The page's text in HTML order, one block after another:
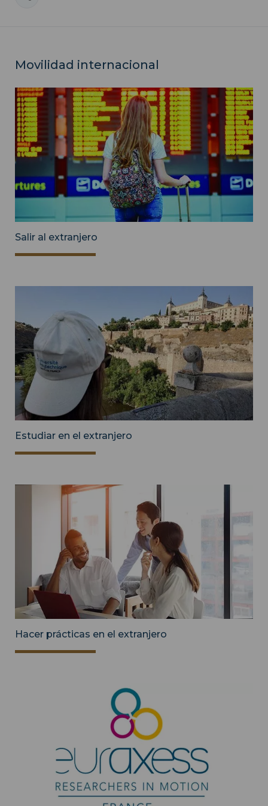
Movilidad internacional
Salir al extranjero
Estudiar en el extranjero
Hacer prácticas en el extranjero